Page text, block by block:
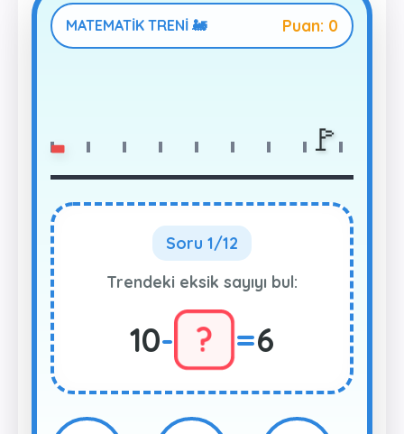
MATEMATİK TRENİ 🚂 Puan: 0
🚩
Soru 1/12
Trendeki eksik sayıyı bul:
10- ? =6